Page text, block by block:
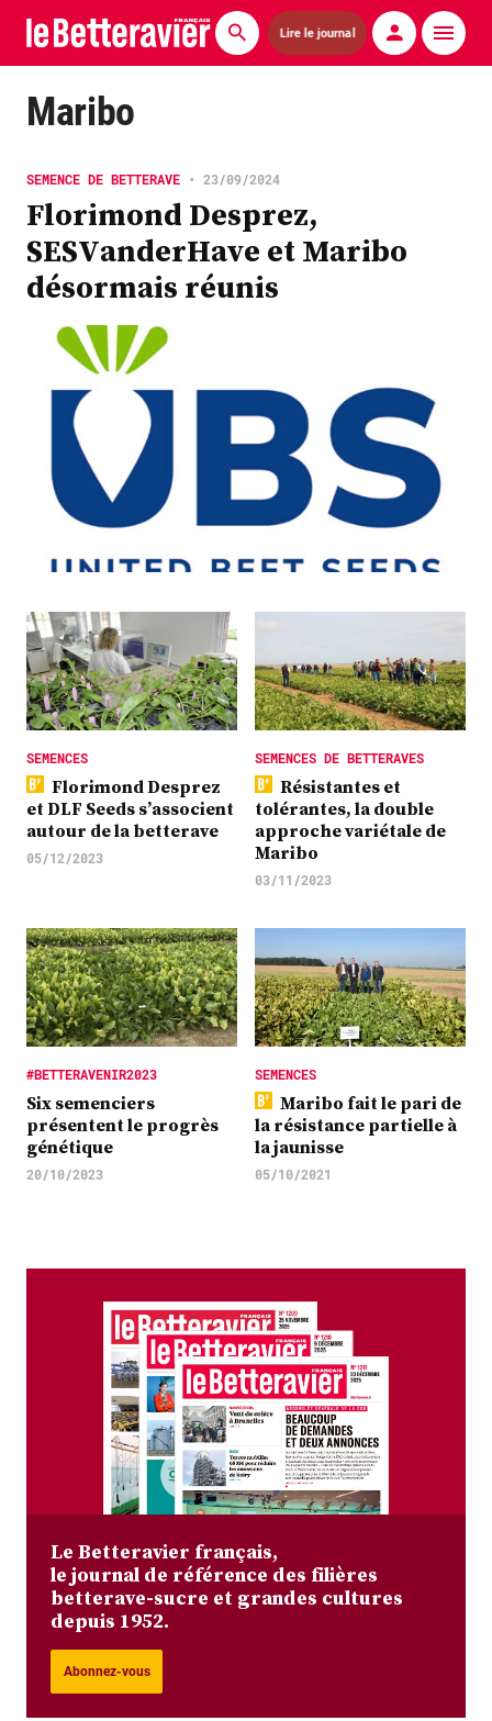
Lire le journal
Actualités
Agronomie
Matériels
La technique ITB
Pommes de terre
Guides pratiques
Chasse
Plus
Maribo
SEMENCE DE BETTERAVE • 23/09/2024
Florimond Desprez,
SESVanderHave et Maribo
désormais réunis
SEMENCES
Florimond Desprez
et DLF Seeds s’associent
autour de la betterave
05/12/2023
SEMENCES DE BETTERAVES
Résistantes et
tolérantes, la double
approche variétale de
Maribo
03/11/2023
#BETTERAVENIR2023
Six semenciers
présentent le progrès
génétique
20/10/2023
SEMENCES
Maribo fait le pari de
la résistance partielle à
la jaunisse
05/10/2021
Le Betteravier français,
le journal de référence des filières
betterave-sucre et grandes cultures
depuis 1952.
Abonnez-vous